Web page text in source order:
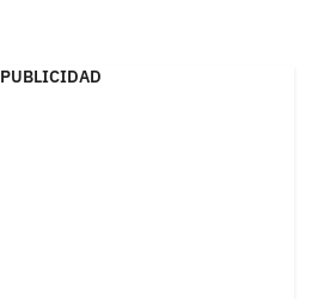
PUBLICIDAD